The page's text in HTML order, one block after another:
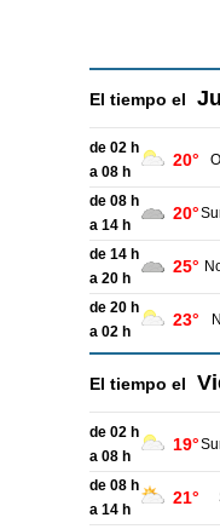
El tiempo el
de 02 h
a 08 h
20°
de 08 h
a 14 h
20°
de 14 h
a 20 h
25°
de 20 h
a 02 h
23°
El tiempo el
de 02 h
a 08 h
19°
de 08 h
a 14 h
21°